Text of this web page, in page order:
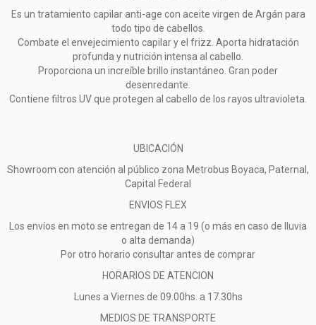
Es un tratamiento capilar anti-age con aceite virgen de Argán para
todo tipo de cabellos.
Combate el envejecimiento capilar y el frizz. Aporta hidratación
profunda y nutrición intensa al cabello.
Proporciona un increíble brillo instantáneo. Gran poder
desenredante.
Contiene filtros UV que protegen al cabello de los rayos ultravioleta.
UBICACIÓN
Showroom con atención al público zona Metrobus Boyaca, Paternal,
Capital Federal
ENVIOS FLEX
Los envíos en moto se entregan de 14 a 19 (o más en caso de lluvia
o alta demanda)
Por otro horario consultar antes de comprar
HORARIOS DE ATENCION
Lunes a Viernes de 09.00hs. a 17.30hs
MEDIOS DE TRANSPORTE